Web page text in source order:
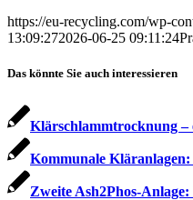
https://eu-recycling.com/wp-
13:09:272026-06-25 09:11:24
Das könnte Sie auch interessieren
Klärschlammtrocknung –
Kommunale Kläranlagen:
Zweite Ash2Phos-